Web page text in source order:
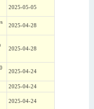
2025-05-05
2025-04-28
2025-04-28
2025-04-24
2025-04-24
2025-04-24